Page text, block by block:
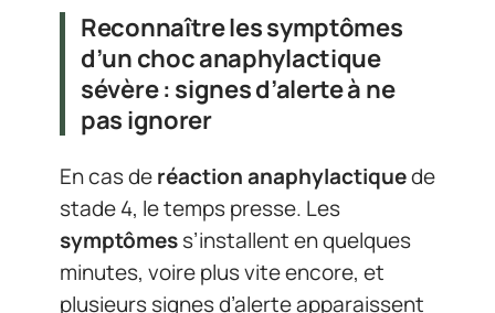
Reconnaître les symptômes
d’un choc anaphylactique
sévère : signes d’alerte à ne
pas ignorer
En cas deréaction anaphylactiquede
stade 4, le temps presse. Les
symptômess’installent en quelques
minutes, voire plus vite encore, et
plusieurs signes d’alerte apparaissent